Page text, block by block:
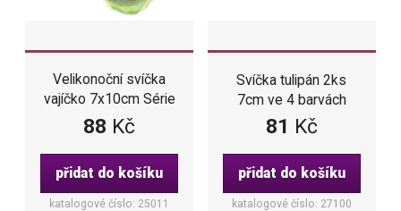
Velikonoční svíčka
vajíčko 7x10cm Série
kuře ve 2 barvách
88 Kč
přidat do košíku
katalogové číslo: 25011
Svíčka tulipán 2ks
7cm ve 4 barvách
81 Kč
přidat do košíku
katalogové číslo: 27100